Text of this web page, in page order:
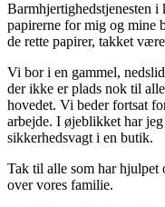
Barmhjertighedstjenesten
papirerne for mig og mine
de rette papirer, takket
Vi bor i en gammel,
der ikke er plads nok til
hovedet. Vi beder fortsat
arbejde. I øjeblikket har
sikkerhedsvagt i en butik.
Tak til alle som har hjulpet
over vores familie.